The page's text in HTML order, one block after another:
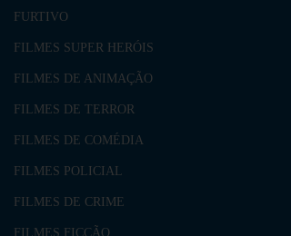
FURTIVO
FILMES SUPER HERÓIS
FILMES DE ANIMAÇÃO
FILMES DE TERROR
FILMES DE COMÉDIA
FILMES POLICIAL
FILMES DE CRIME
FILMES FICÇÃO